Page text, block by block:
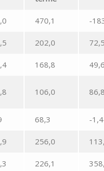
470,1 -
202,0
168,8
106,0
68,3 -1,4
256,0
226,1